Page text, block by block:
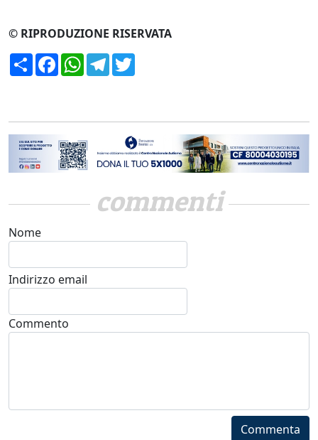
© RIPRODUZIONE RISERVATA
CondividiFacebookWhatsApp
Telegram
commenti
Nome
Indirizzo email
Commento
Commenta